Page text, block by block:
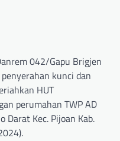
042/Gapu Brigjen
kunci dan
HUT
perumahan TWP AD
Darat Kec. Pijoan Kab.